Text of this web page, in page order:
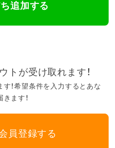
追加する
トが受け取れます！
す！希望条件を入力するとあな
ます！
員登録する